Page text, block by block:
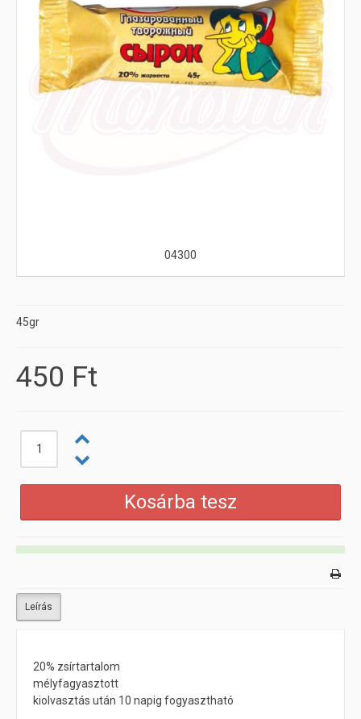
04300
45gr
450 Ft
Leírás
20% zsírtartalom
mélyfagyasztott
kiolvasztás után 10 napig fogyasztható